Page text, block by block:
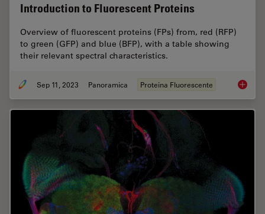
Introduction to Fluorescent Proteins
Overview of fluorescent proteins (FPs) from, red (RFP)
to green (GFP) and blue (BFP), with a table showing
their relevant spectral characteristics.
Sep 11, 2023 Panoramica Proteina Fluorescente